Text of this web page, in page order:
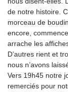
de notre histoire.
morceau de
encore,
arrache les
D’autres rient et
nous n’avons
Vers 19h45 notre
remerciés pour